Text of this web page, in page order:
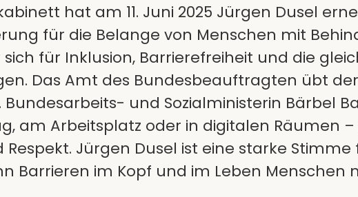
hat am 11. Juni 2025 Jürgen Dusel
für die Belange von Menschen mit
für Inklusion, Barrierefreiheit und die
Das Amt des Bundesbeauftragten übt
Bundesarbeits- und Sozialministerin Bärbel
am Arbeitsplatz oder in digitalen Räumen
Respekt. Jürgen Dusel ist eine starke
Barrieren im Kopf und im Leben Menschen